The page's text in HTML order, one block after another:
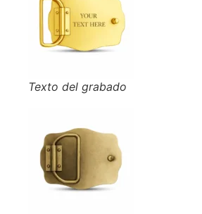
Texto del grabado